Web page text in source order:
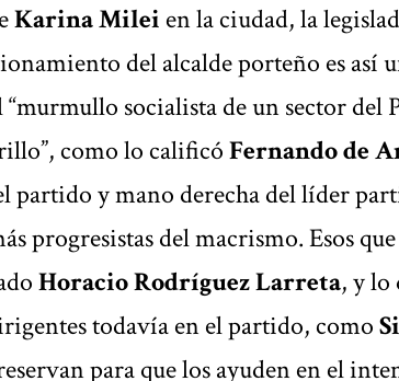
Karina Milei en la ciudad, la
del alcalde porteño es así
socialista de un sector del
como lo calificóFernando de
partido y mano derecha del líder
progresistas del macrismo. Esos
Horacio Rodríguez Larreta, y lo
todavía en el partido, como
para que los ayuden en el